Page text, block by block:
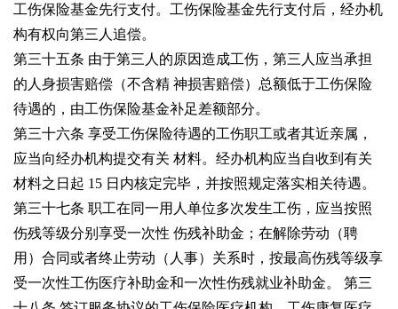
工伤保险基金先行支付。工伤保险基金先行支付后，经办机
构有权向第三人追偿。
第三十五条 由于第三人的原因造成工伤，第三人应当承担
的人身损害赔偿（不含精 神损害赔偿）总额低于工伤保险
待遇的，由工伤保险基金补足差额部分。
第三十六条 享受工伤保险待遇的工伤职工或者其近亲属，
应当向经办机构提交有关 材料。经办机构应当自收到有关
材料之日起 15 日内核定完毕，并按照规定落实相关待遇。
第三十七条 职工在同一用人单位多次发生工伤，应当按照
伤残等级分别享受一次性 伤残补助金；在解除劳动（聘
用）合同或者终止劳动（人事）关系时，按最高伤残等级享
受一次性工伤医疗补助金和一次性伤残就业补助金。 第三